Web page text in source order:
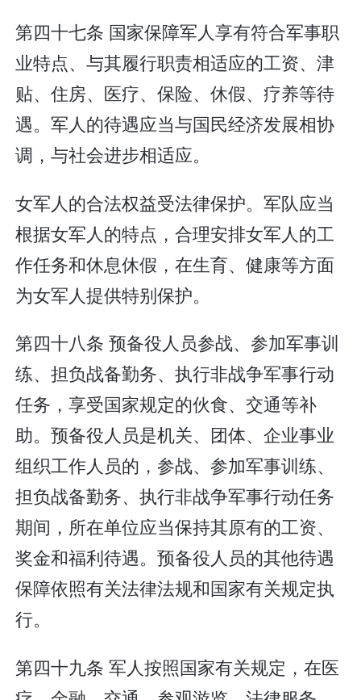
第四十七条 国家保障军人享有符合军事职
业特点、与其履行职责相适应的工资、津
贴、住房、医疗、保险、休假、疗养等待
遇。军人的待遇应当与国民经济发展相协
调，与社会进步相适应。
女军人的合法权益受法律保护。军队应当
根据女军人的特点，合理安排女军人的工
作任务和休息休假，在生育、健康等方面
为女军人提供特别保护。
第四十八条 预备役人员参战、参加军事训
练、担负战备勤务、执行非战争军事行动
任务，享受国家规定的伙食、交通等补
助。预备役人员是机关、团体、企业事业
组织工作人员的，参战、参加军事训练、
担负战备勤务、执行非战争军事行动任务
期间，所在单位应当保持其原有的工资、
奖金和福利待遇。预备役人员的其他待遇
保障依照有关法律法规和国家有关规定执
行。
第四十九条 军人按照国家有关规定，在医